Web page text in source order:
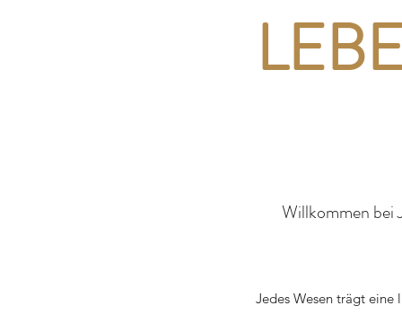
Willkommen bei
Jedes Wesen trägt eine